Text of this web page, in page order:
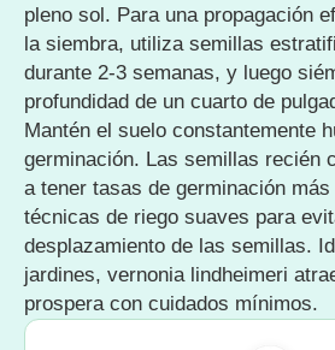
pleno sol. Para una propagación
la siembra, utiliza semillas
durante 2-3 semanas, y luego
profundidad de un cuarto de
Mantén el suelo constantemente
germinación. Las semillas recién
a tener tasas de germinación
técnicas de riego suaves para
desplazamiento de las semillas.
jardines, vernonia lindheimeri
prospera con cuidados mínimos.